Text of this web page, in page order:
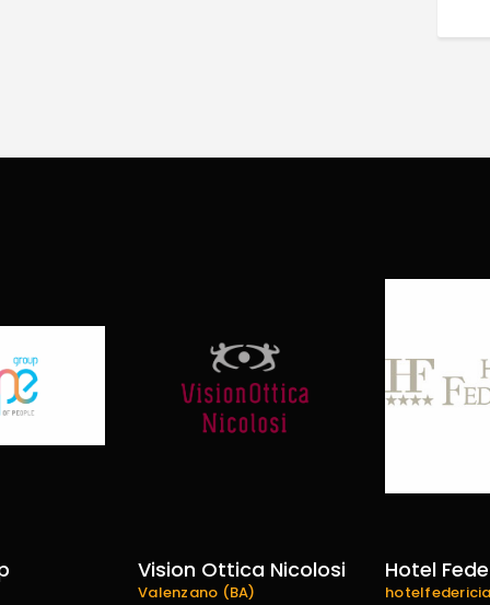
Vision Ottica Nicolosi
Valenzano (BA)
Hotel